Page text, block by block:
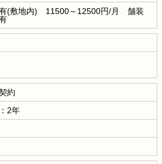
有(敷地内) 11500～12500円/月 舗装
約
2年